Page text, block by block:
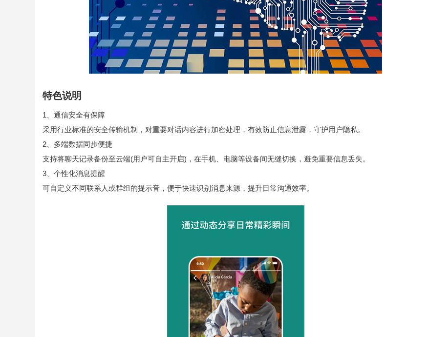
特色说明
1、通信安全有保障
采用行业标准的安全传输机制，对重要对话内容进行加密处理，有效防止信息泄露，守护用户隐私。
2、多端数据同步便捷
支持将聊天记录备份至云端(用户可自主开启)，在手机、电脑等设备间无缝切换，避免重要信息丢失。
3、个性化消息提醒
可自定义不同联系人或群组的提示音，便于快速识别消息来源，提升日常沟通效率。